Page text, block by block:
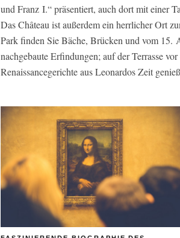
und Franz I.“ präsentiert, auch dort mit einer
Das Château ist außerdem ein herrlicher Ort
Park finden Sie Bäche, Brücken und vom
nachgebaute Erfindungen; auf der Terrasse
Renaissancegerichte aus Leonardos Zeit